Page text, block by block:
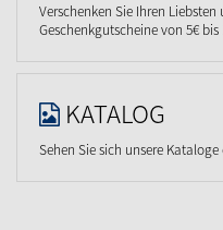
Verschenken Sie Ihren
Geschenkgutscheine von 5€ bis
KATALOG
Sehen Sie sich unsere